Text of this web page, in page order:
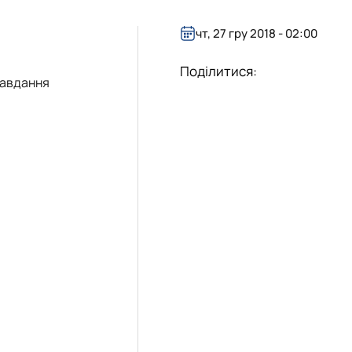
чт, 27 гру 2018 - 02:00
Поділитися: